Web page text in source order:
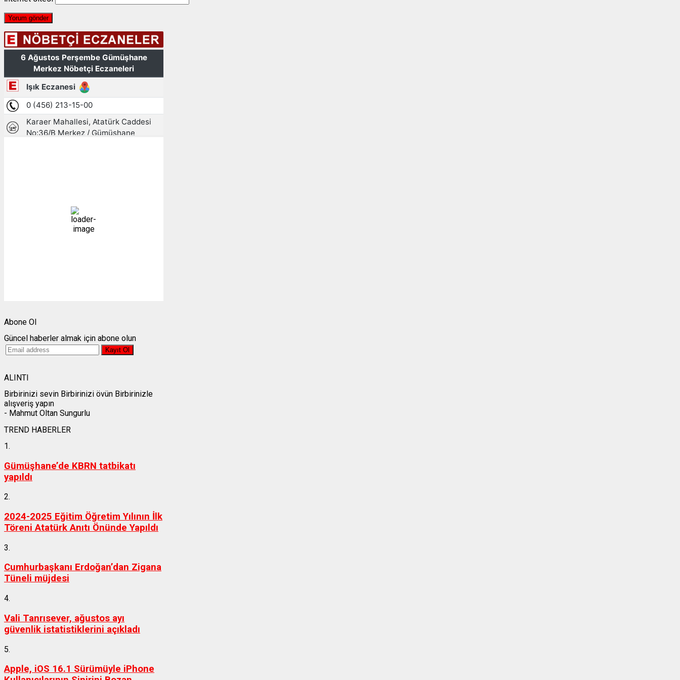
90 %
1013 mb
Abone Ol
Güncel haberler almak için abone olun
ALINTI
Birbirinizi sevin Birbirinizi övün Birbirinizle
alışveriş yapın
- Mahmut Oltan Sungurlu
TREND HABERLER
1.
Gümüşhane’de KBRN tatbikatı
yapıldı
2.
2024-2025 Eğitim Öğretim Yılının İlk
Töreni Atatürk Anıtı Önünde Yapıldı
3.
Cumhurbaşkanı Erdoğan’dan Zigana
Tüneli müjdesi
4.
Vali Tanrısever, ağustos ayı
güvenlik istatistiklerini açıkladı
5.
Apple, iOS 16.1 Sürümüyle iPhone